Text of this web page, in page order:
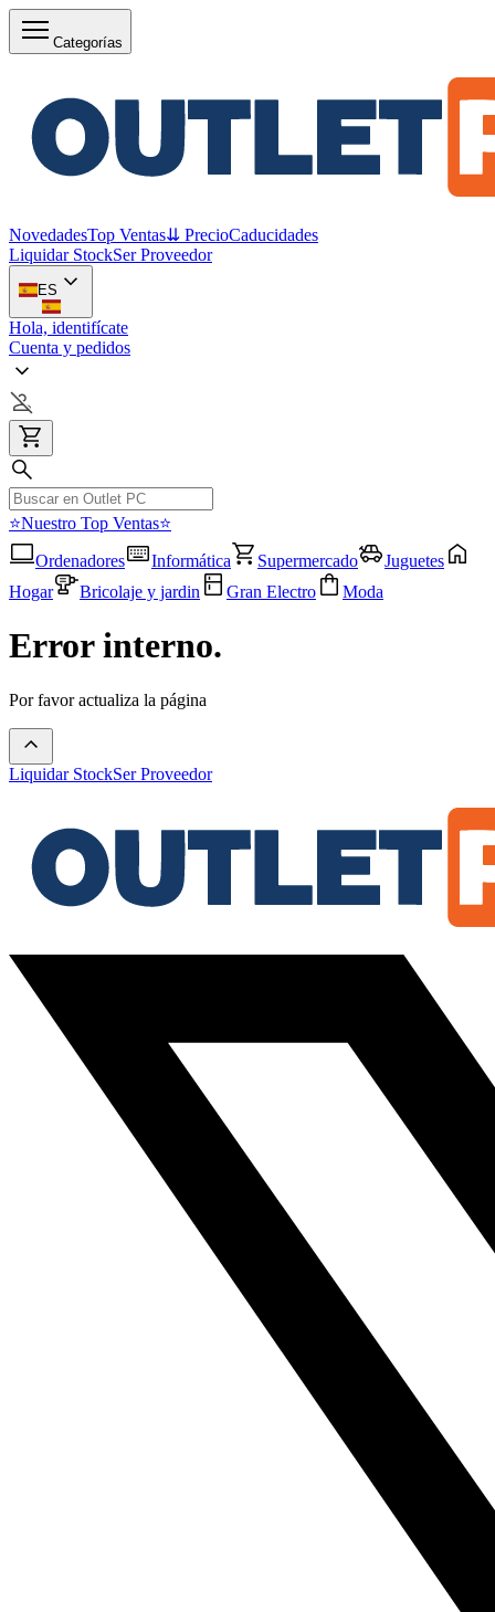
Categorías
NovedadesTop Ventas⇊ PrecioCaducidades
Liquidar StockSer Proveedor
ES
Hola, identifícate
Cuenta y pedidos
⭐Nuestro Top Ventas⭐
Ordenadores
Informática Supermercado
Juguetes
Hogar
Bricolaje y jardin Gran Electro Moda
Error interno.
Por favor actualiza la página
Liquidar StockSer Proveedor